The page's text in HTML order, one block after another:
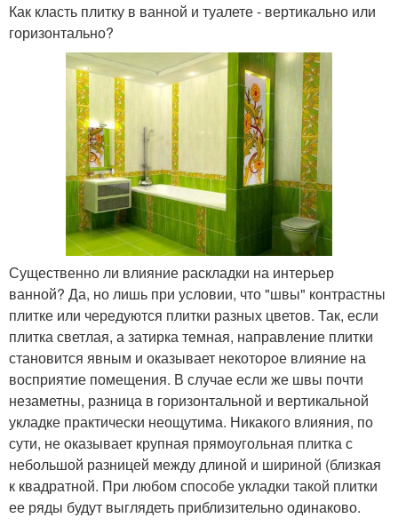
Как класть плитку в ванной и туалете - вертикально или
горизонтально?
Существенно ли влияние раскладки на интерьер
ванной? Да, но лишь при условии, что "швы" контрастны
плитке или чередуются плитки разных цветов. Так, если
плитка светлая, а затирка темная, направление плитки
становится явным и оказывает некоторое влияние на
восприятие помещения. В случае если же швы почти
незаметны, разница в горизонтальной и вертикальной
укладке практически неощутима. Никакого влияния, по
сути, не оказывает крупная прямоугольная плитка с
небольшой разницей между длиной и шириной (близкая
к квадратной. При любом способе укладки такой плитки
ее ряды будут выглядеть приблизительно одинаково.